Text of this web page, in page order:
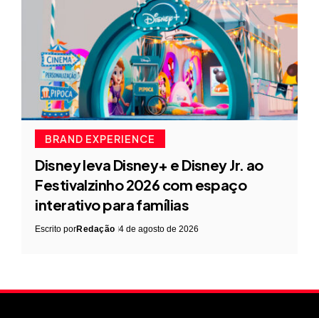
BRAND EXPERIENCE
Disney leva Disney+ e Disney Jr. ao
Festivalzinho 2026 com espaço
interativo para famílias
Escrito porRedação 4 de agosto de 2026